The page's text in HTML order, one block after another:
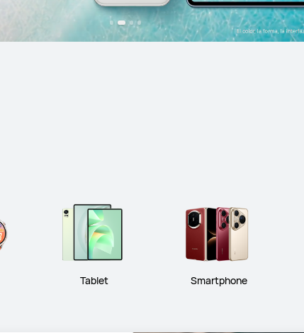
Tablet Smartphone